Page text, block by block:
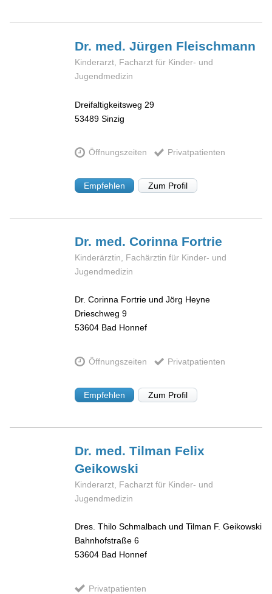
Dr. med. Jürgen Fleischmann
Kinderarzt, Facharzt für Kinder- und
Jugendmedizin
Dreifaltigkeitsweg 29
53489 Sinzig
Öffnungszeiten Privatpatienten
Empfehlen Zum Profil
Dr. med. Corinna Fortrie
Kinderärztin, Fachärztin für Kinder- und
Jugendmedizin
Dr. Corinna Fortrie und Jörg Heyne
Drieschweg 9
53604 Bad Honnef
Öffnungszeiten Privatpatienten
Empfehlen Zum Profil
Dr. med. Tilman Felix
Geikowski
Kinderarzt, Facharzt für Kinder- und
Jugendmedizin
Dres. Thilo Schmalbach und Tilman F. Geikowski
Bahnhofstraße 6
53604 Bad Honnef
Privatpatienten